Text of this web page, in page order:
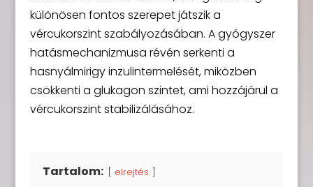
különösen fontos szerepet játszik a
vércukorszint szabályozásában. A gyógyszer
hatásmechanizmusa révén serkenti a
hasnyálmirigy inzulintermelését, miközben
csökkenti a glukagon szintet, ami hozzájárul a
vércukorszint stabilizálásához.
Tartalom: elrejtés